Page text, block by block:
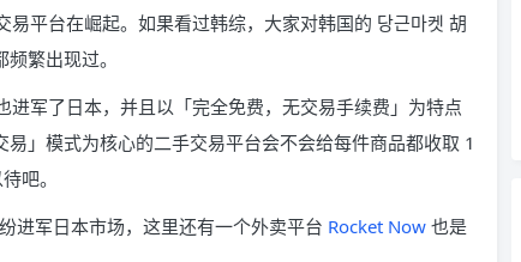
易平台在崛起。如果看过韩综，大家对韩国的 당근마켓 胡
繁出现过。
军了日本，并且以「完全免费，无交易手续费」为特点
」模式为核心的二手交易平台会不会给每件商品都收取 1
吧。
进军日本市场，这里还有一个外卖平台 Rocket Now 也是